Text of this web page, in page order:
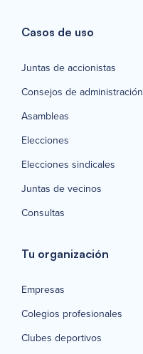
Casos de uso
Juntas de accionistas
Consejos de administración
Asambleas
Elecciones
Elecciones sindicales
Juntas de vecinos
Consultas
Tu organización
Empresas
Colegios profesionales
Clubes deportivos